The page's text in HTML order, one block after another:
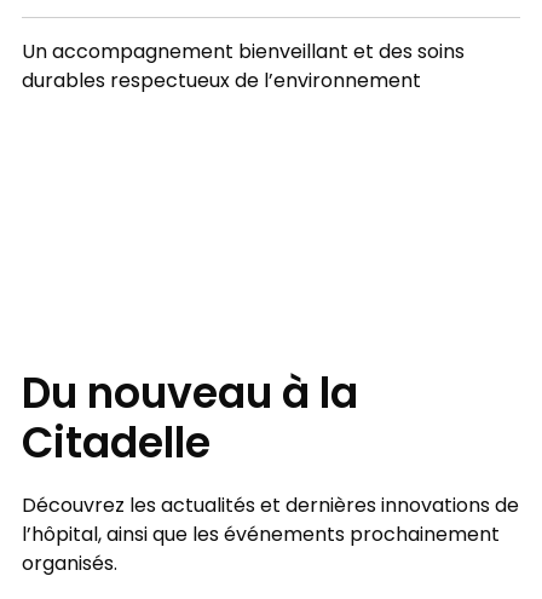
Un accompagnement bienveillant et des soins
durables respectueux de l’environnement
Du nouveau à la
Citadelle
Découvrez les actualités et dernières innovations de
l’hôpital, ainsi que les événements prochainement
organisés.